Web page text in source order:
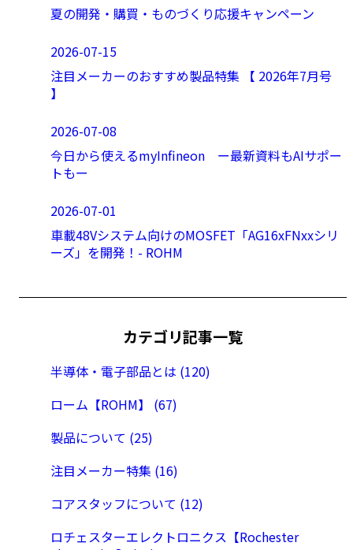
夏の開発・購買・ものづくり応援キャンペーン
2026-07-15
注目メーカーのおすすめ製品特集 【 2026年7月号
】
2026-07-08
今日から使えるmyInfineon ー最新資料もAIサポー
トもー
2026-07-01
車載48Vシステム向けのMOSFET「AG16xFNxxシリ
ーズ」を開発！- ROHM
カテゴリ記事一覧
半導体・電子部品とは (120)
ローム【ROHM】 (67)
製品について (25)
注目メーカー特集 (16)
コアスタッフについて (12)
ロチェスターエレクトロニクス【Rochester